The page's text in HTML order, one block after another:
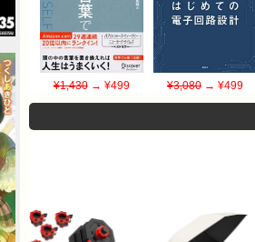
¥1,430→ ¥499 ¥3,080 → ¥499